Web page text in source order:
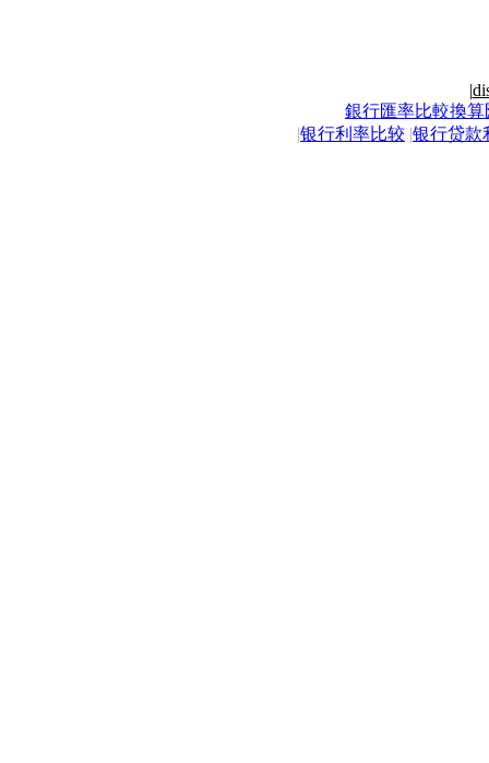
|
銀行匯率比較換算
|银行利率比较 |银行贷款